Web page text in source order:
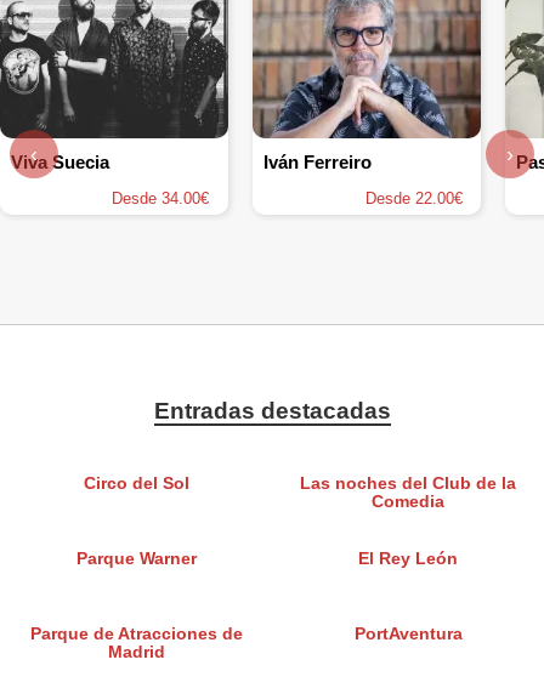
Viva Suecia
Desde 34.00€
Iván Ferreiro
Desde 22.00€
‹ ›
Entradas destacadas
Circo del Sol
Las noches del Club de la
Comedia
Parque Warner El Rey León
Parque de Atracciones de
Madrid
PortAventura